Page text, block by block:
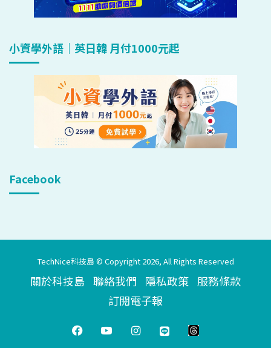
小資學外語｜英日韓 月付1000元起
Facebook
TechNice科技島 © Copyright 2026, All Rights Reserved
關於科技島 聯絡我們 隱私政策 服務條款
訂閱電子報